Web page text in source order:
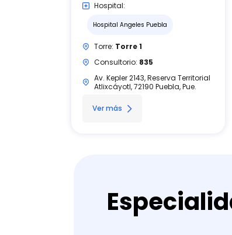
Hospital:
Hospital Angeles Puebla
Torre: Torre 1
Consultorio: 835
Av. Kepler 2143, Reserva Territorial
Atlixcáyotl, 72190 Puebla, Pue.
Ver más